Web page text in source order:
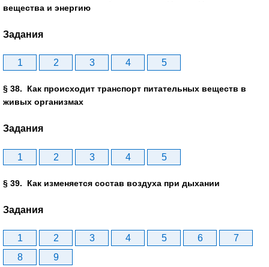
вещества и энергию
Задания
1 2 3 4 5
§ 38. Как происходит транспорт питательных веществ в
живых организмах
Задания
1 2 3 4 5
§ 39. Как изменяется состав воздуха при дыхании
Задания
1 2 3 4 5 6
7
8
9